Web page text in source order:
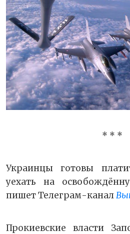
* * *
Украинцы готовы
уехать на
пишетТелеграм-канал
Прокиевские власти